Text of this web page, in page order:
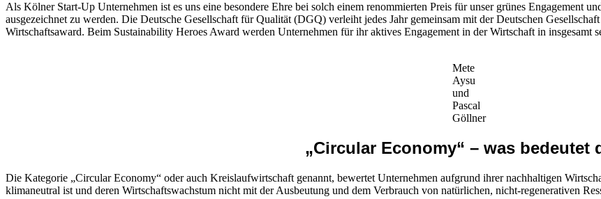
Als Kölner Start-Up Unternehmen ist es uns eine besondere Ehre bei solch einem renommierten Preis für unser grünes Engagement
ausgezeichnet zu werden. Die Deutsche Gesellschaft für Qualität (DGQ) verleiht jedes Jahr gemeinsam mit der Deutschen
Wirtschaftsaward. Beim Sustainability Heroes Award werden Unternehmen für ihr aktives Engagement in der Wirtschaft in insgesamt
Mete
Aysu
und
Pascal
Göllner
„Circular Economy“ – was bedeutet
Die Kategorie „Circular Economy“ oder auch Kreislaufwirtschaft genannt, bewertet Unternehmen aufgrund ihrer nachhaltigen
klimaneutral ist und deren Wirtschaftswachstum nicht mit der Ausbeutung und dem Verbrauch von natürlichen, nicht-regenerativen